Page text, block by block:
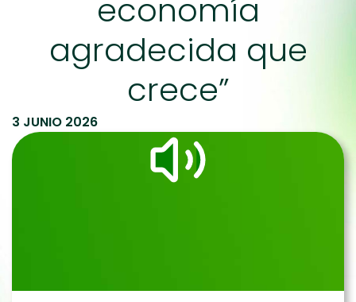
economía
agradecida que
crece”
3 JUNIO 2026